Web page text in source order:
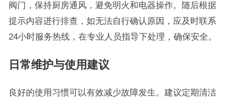
阀门，保持厨房通风，避免明火和电器操作。随后根据
提示内容进行排查，如无法自行确认原因，应及时联系
24小时服务热线，在专业人员指导下处理，确保安全。
日常维护与使用建议
良好的使用习惯可以有效减少故障发生。建议定期清洁